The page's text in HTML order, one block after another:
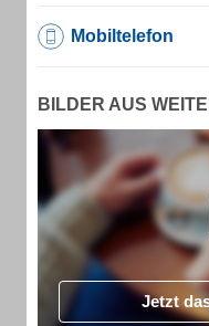
Mobiltelefon
BILDER AUS
Jetzt